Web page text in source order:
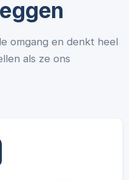
omgang en denkt heel
als ze ons